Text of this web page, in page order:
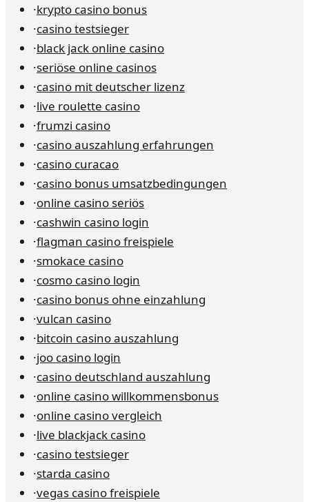
·krypto casino bonus
·casino testsieger
·black jack online casino
·seriöse online casinos
·casino mit deutscher lizenz
·live roulette casino
·frumzi casino
·casino auszahlung erfahrungen
·casino curacao
·casino bonus umsatzbedingungen
·online casino seriös
·cashwin casino login
·flagman casino freispiele
·smokace casino
·cosmo casino login
·casino bonus ohne einzahlung
·vulcan casino
·bitcoin casino auszahlung
·joo casino login
·casino deutschland auszahlung
·online casino willkommensbonus
·online casino vergleich
·live blackjack casino
·casino testsieger
·starda casino
·vegas casino freispiele